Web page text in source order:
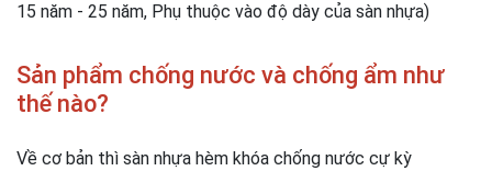
15 năm - 25 năm, Phụ thuộc vào độ dày của sàn nhựa)
Sản phẩm chống nước và chống ẩm như
thế nào?
Về cơ bản thì sàn nhựa hèm khóa chống nước cự kỳ